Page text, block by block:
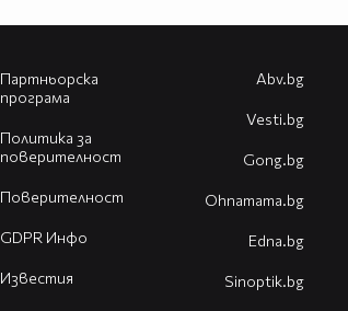
Партньорска
програма
Политика за
поверителност
Поверителност
GDPR Инфо
Известия
Abv.bg
Vesti.bg
Gong.bg
Оhnamama.bg
Edna.bg
Sinoptik.bg